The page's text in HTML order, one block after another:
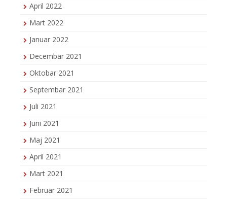
April 2022
Mart 2022
Januar 2022
Decembar 2021
Oktobar 2021
Septembar 2021
Juli 2021
Juni 2021
Maj 2021
April 2021
Mart 2021
Februar 2021